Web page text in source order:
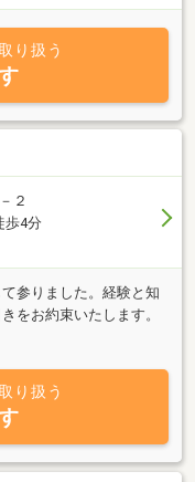
り扱う
２
歩4分
参りました。経験と知
をお約束いたします。
わりに迅速で丁寧なサ
ります。不動産のこと
り扱う